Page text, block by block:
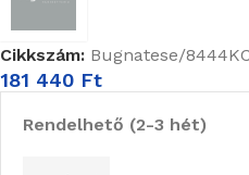
Cikkszám: Bugnatese/
181 440 Ft
Rendelhető (2-3 hét)